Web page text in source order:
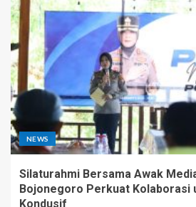
NEWS
Silaturahmi Bersama Awak
Bojonegoro Perkuat Kolaborasi
Kondusif